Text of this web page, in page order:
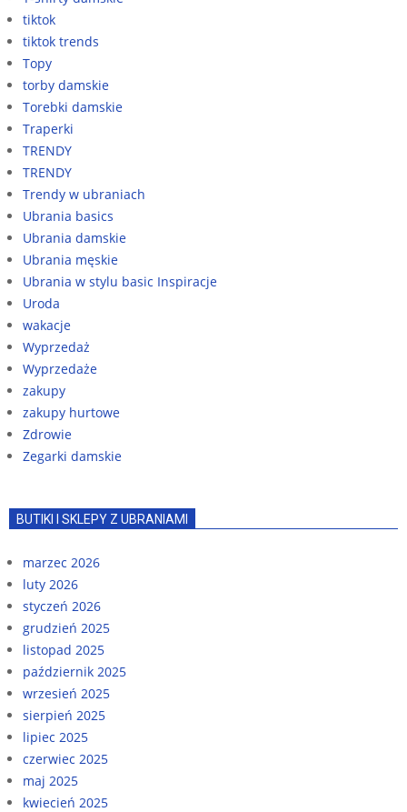
tiktok
tiktok trends
Topy
torby damskie
Torebki damskie
Traperki
TRENDY
TRENDY
Trendy w ubraniach
Ubrania basics
Ubrania damskie
Ubrania męskie
Ubrania w stylu basic Inspiracje
Uroda
wakacje
Wyprzedaż
Wyprzedaże
zakupy
zakupy hurtowe
Zdrowie
Zegarki damskie
BUTIKI I SKLEPY Z UBRANIAMI
marzec 2026
luty 2026
styczeń 2026
grudzień 2025
listopad 2025
październik 2025
wrzesień 2025
sierpień 2025
lipiec 2025
czerwiec 2025
maj 2025
kwiecień 2025